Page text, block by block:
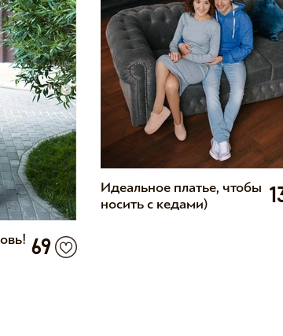
69
Идеальное платье, чтобы
носить с кедами)